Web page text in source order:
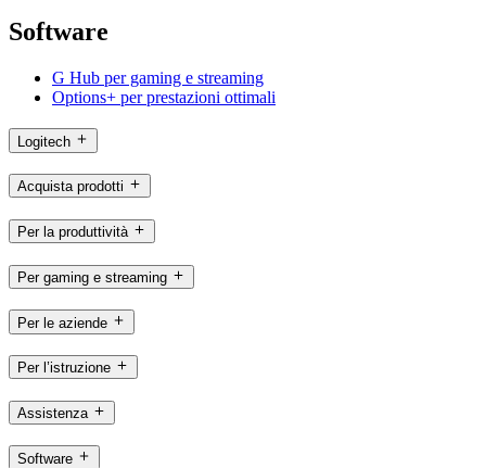
Software
G Hub per gaming e streaming
Options+ per prestazioni ottimali
Logitech
Acquista prodotti
Per la produttività
Per gaming e streaming
Per le aziende
Per l’istruzione
Assistenza
Software